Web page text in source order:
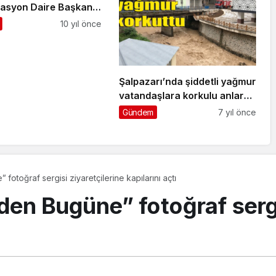
Daire Başkanı
10 yıl önce
Şalpazarı’nda şiddetli yağmur
vatandaşlara korkulu anlar
yaşattı
Gündem 7 yıl önce
fotoğraf sergisi ziyaretçilerine kapılarını açtı
Bugüne” fotoğraf